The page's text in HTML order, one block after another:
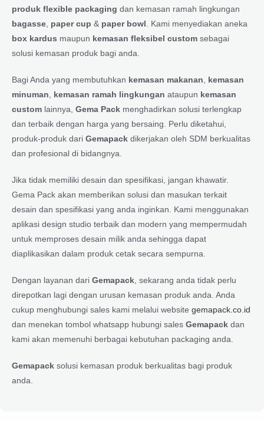
produk flexible packaging dan kemasan ramah lingkungan
bagasse paper cup & paper bowl . Kami menyediakan aneka
box kardus maupun kemasan fleksibel custom sebagai
solusi kemasan produk bagi anda.
Bagi Anda yang membutuhkan kemasan makanan
kemasan
minuman
kemasan ramah lingkungan ataupun kemasan
custom lainnya, Gema Pack menghadirkan solusi terlengkap
dan terbaik dengan harga yang bersaing. Perlu diketahui,
produk-produk dari Gemapack dikerjakan oleh SDM berkualitas
dan profesional di bidangnya.
Jika tidak memiliki desain dan spesifikasi, jangan khawatir.
Gema Pack akan memberikan solusi dan masukan terkait
desain dan spesifikasi yang anda inginkan. Kami menggunakan
aplikasi design studio terbaik dan modern yang mempermudah
untuk memproses desain milik anda sehingga dapat
diaplikasikan dalam produk cetak secara sempurna.
Dengan layanan dari Gemapack , sekarang anda tidak perlu
direpotkan lagi dengan urusan kemasan produk anda. Anda
cukup menghubungi sales kami melalui website gemapack.co.id
dan menekan tombol whatsapp hubungi sales Gemapack dan
kami akan memenuhi berbagai kebutuhan packaging anda.
Gemapack solusi kemasan produk berkualitas bagi produk
anda.